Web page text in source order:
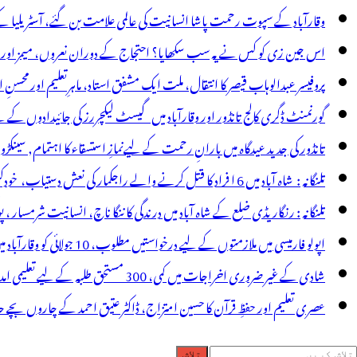
وقارآباد کے سپوت رحمت پاشا انسانیت کی عالمی علامت بن گئے،
اس جین زی کو کس نے یہ سب سکھایا؟ احتجاج کے دوران نعروں، میمز اور
پروفیسر عبدالوہاب قیصر کا انتقال، ملت ایک مشفق استاد، ماہرِتعلیم اور
گورنمنٹ ڈگری کالج تانڈور اور وقارآباد میں گیسٹ لیکچررز کی جائیدادوں
تانڈور کی جدید عیدگاہ میں بارانِ رحمت کے لیےنمازِ استسقاء کا اہتمام,
تلنگانہ : شاہ آباد میں 6 ا فراد کا قتل کرنے والے راجکمار کی نعش دستیاب، خودکشی کا شبہ ! نعش کے ساتھ زہر کی بوتل پائی گئی
تلنگانہ : رنگاریڈی ضلع کے شاہ آباد میں درندگی کا ننگا ناچ، انسانیت شرمسار ، پو کسو کیس کے ملزم راجکمار
اپولو فارمیسی میں ملازمتوں کے لیے درخواستیں مطلوب، 10 جولائی کو وقارآباد میں جاب میلہ، بیروزگار نوجوان استفادہ کریں
شادی کے غیر ضروری اخراجات میں کمی، 300 مستحق طلبہ کے لیے تعلیمی امداد، عبدالمقیت چندا کا مثالی اقدام
عصری تعلیم اور حفظِ قرآن کا حسین امتزاج، ڈاکٹر عتیق احمد کے چاروں
تلاش